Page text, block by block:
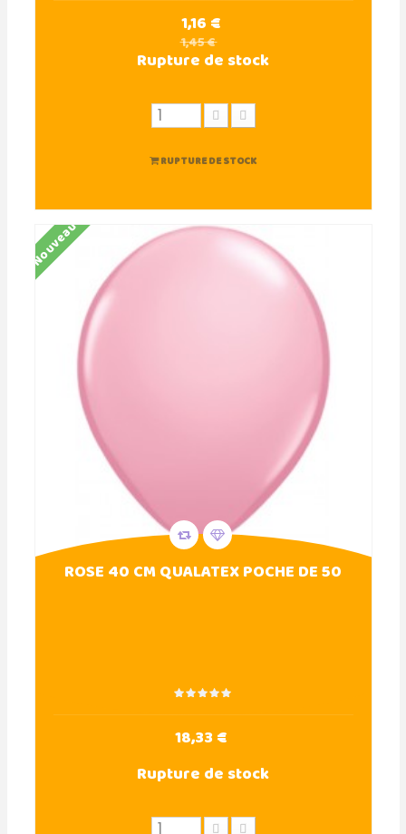
1,16 €
1,45 €
Rupture de stock
RUPTURE DE STOCK
Nouveau
ROSE 40 CM QUALATEX POCHE DE 50
18,33 €
Rupture de stock